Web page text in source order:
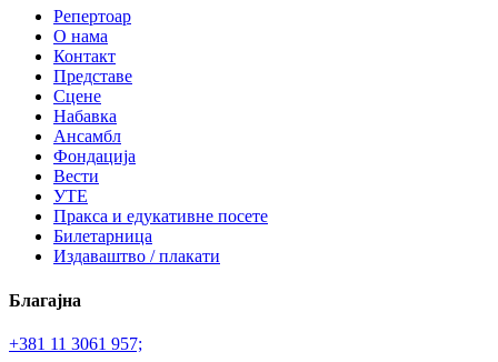
Репертоар
О нама
Контакт
Представе
Сцене
Набавка
Ансамбл
Фондација
Вести
УТЕ
Пракса и едукативне посете
Билетарница
Издаваштво / плакати
Благајна
+381 11 3061 957;